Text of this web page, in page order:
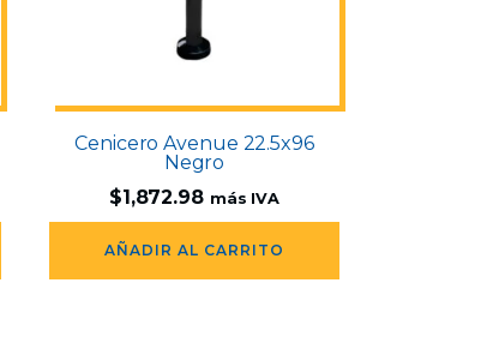
Cenicero Avenue 22.5x96
Negro
$1,872.98 más IVA
AÑADIR AL CARRITO